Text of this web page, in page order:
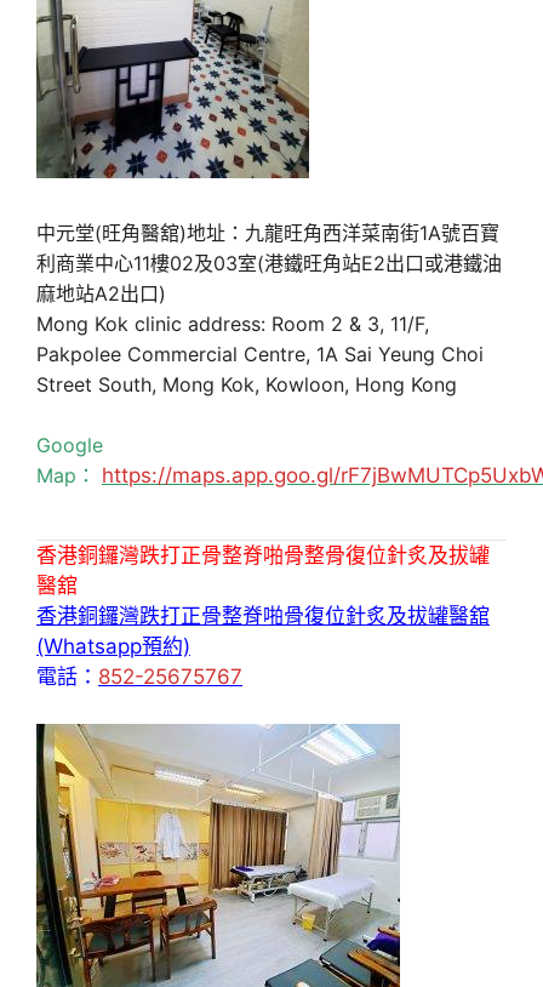
中元堂(旺角醫舘)地址：九龍旺角西洋菜南街1A號百寶
利商業中心11樓02及03室(港鐵旺角站E2出口或港鐵油
麻地站A2出口)
Mong Kok clinic address: Room 2 & 3, 11/F,
Pakpolee Commercial Centre, 1A Sai Yeung Choi
Street South, Mong Kok, Kowloon, Hong Kong
Google
Map： https://maps.app.goo.gl/
香港銅鑼灣跌打正骨整脊啪骨整骨復位針炙及拔罐
醫舘
香港銅鑼灣跌打正骨整脊啪骨復位針炙及拔罐醫舘
(Whatsapp預約)
電話： 852-25675767